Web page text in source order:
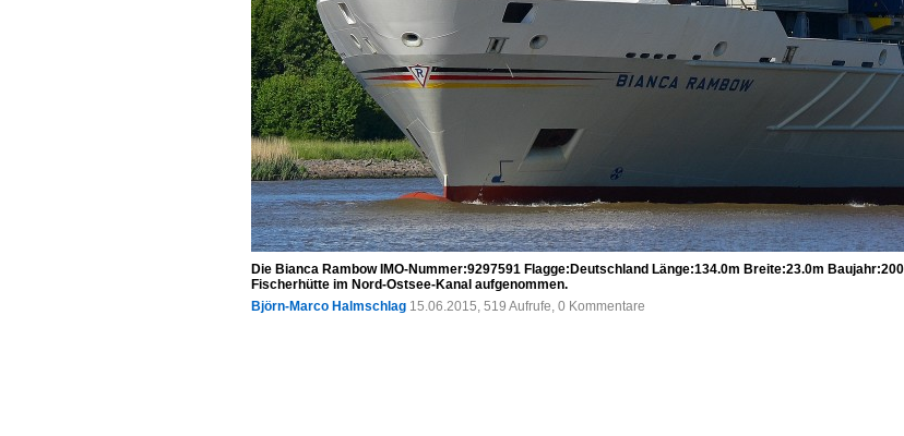
Die Bianca Rambow IMO-Nummer:9297591 Flagge:Deutschland Länge:134.0m Breite:23.0m
Fischerhütte im Nord-Ostsee-Kanal aufgenommen.
Björn-Marco Halmschlag 15.06.2015, 519 Aufrufe, 0 Kommentare